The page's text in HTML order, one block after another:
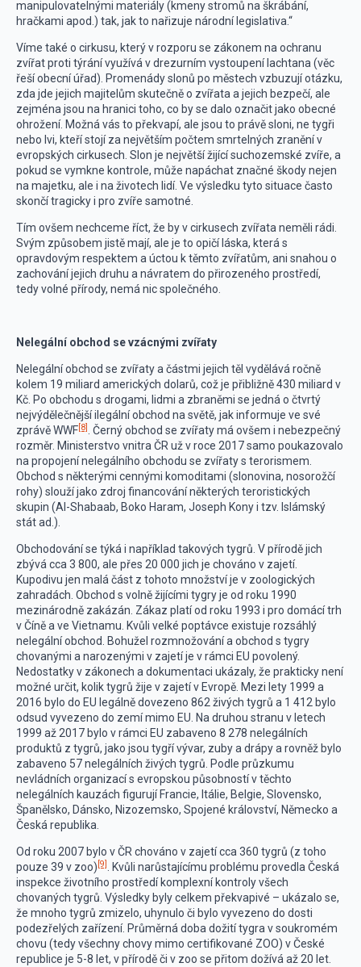
manipulovatelnými materiály (kmeny stromů na škrábání,
hračkami apod.) tak, jak to nařizuje národní legislativa.“
Víme také o cirkusu, který v rozporu se zákonem na ochranu
zvířat proti týrání využívá v drezurním vystoupení lachtana (věc
řeší obecní úřad). Promenády slonů po městech vzbuzují otázku,
zda jde jejich majitelům skutečně o zvířata a jejich bezpečí, ale
zejména jsou na hranici toho, co by se dalo označit jako obecné
ohrožení. Možná vás to překvapí, ale jsou to právě sloni, ne tygři
nebo lvi, kteří stojí za největším počtem smrtelných zranění v
evropských cirkusech. Slon je největší žijící suchozemské zvíře, a
pokud se vymkne kontrole, může napáchat značné škody nejen
na majetku, ale i na životech lidí. Ve výsledku tyto situace často
skončí tragicky i pro zvíře samotné.
Tím ovšem nechceme říct, že by v cirkusech zvířata neměli rádi.
Svým způsobem jistě mají, ale je to opičí láska, která s
opravdovým respektem a úctou k těmto zvířatům, ani snahou o
zachování jejich druhu a návratem do přirozeného prostředí,
tedy volné přírody, nemá nic společného.
Nelegální obchod se vzácnými zvířaty
Nelegální obchod se zvířaty a částmi jejich těl vydělává ročně
kolem 19 miliard amerických dolarů, což je přibližně 430 miliard v
Kč. Po obchodu s drogami, lidmi a zbraněmi se jedná o čtvrtý
nejvýdělečnější ilegální obchod na světě, jak informuje ve své
zprávě WWF[8]
. Černý obchod se zvířaty má ovšem i nebezpečný
rozměr. Ministerstvo vnitra ČR už v roce 2017 samo poukazovalo
na propojení nelegálního obchodu se zvířaty s terorismem.
Obchod s některými cennými komoditami (slonovina, nosorožčí
rohy) slouží jako zdroj financování některých teroristických
skupin (Al-Shabaab, Boko Haram, Joseph Kony i tzv. Islámský
stát ad.).
Obchodování se týká i například takových tygrů. V přírodě jich
zbývá cca 3 800, ale přes 20 000 jich je chováno v zajetí.
Kupodivu jen malá část z tohoto množství je v zoologických
zahradách. Obchod s volně žijícími tygry je od roku 1990
mezinárodně zakázán. Zákaz platí od roku 1993 i pro domácí trh
v Číně a ve Vietnamu. Kvůli velké poptávce existuje rozsáhlý
nelegální obchod. Bohužel rozmnožování a obchod s tygry
chovanými a narozenými v zajetí je v rámci EU povolený.
Nedostatky v zákonech a dokumentaci ukázaly, že prakticky není
možné určit, kolik tygrů žije v zajetí v Evropě. Mezi lety 1999 a
2016 bylo do EU legálně dovezeno 862 živých tygrů a 1 412 bylo
odsud vyvezeno do zemí mimo EU. Na druhou stranu v letech
1999 až 2017 bylo v rámci EU zabaveno 8 278 nelegálních
produktů z tygrů, jako jsou tygří vývar, zuby a drápy a rovněž bylo
zabaveno 57 nelegálních živých tygrů. Podle průzkumu
nevládních organizací s evropskou působností v těchto
nelegálních kauzách figurují Francie, Itálie, Belgie, Slovensko,
Španělsko, Dánsko, Nizozemsko, Spojené království, Německo a
Česká republika.
Od roku 2007 bylo v ČR chováno v zajetí cca 360 tygrů (z toho
pouze 39 v zoo) [9]
. Kvůli narůstajícímu problému provedla Česká
inspekce životního prostředí komplexní kontroly všech
chovaných tygrů. Výsledky byly celkem překvapivé – ukázalo se,
že mnoho tygrů zmizelo, uhynulo či bylo vyvezeno do dosti
podezřelých zařízení. Průměrná doba dožití tygra v soukromém
chovu (tedy všechny chovy mimo certifikované ZOO) v České
republice je 5-8 let, v přírodě či v zoo se přitom dožívá až 20 let.